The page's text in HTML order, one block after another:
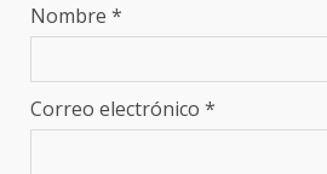
Nombre *
Correo electrónico *